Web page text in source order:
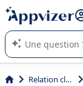
répondre
L'IA de Appvizer
logiciel SaaS en
Relation client et vente